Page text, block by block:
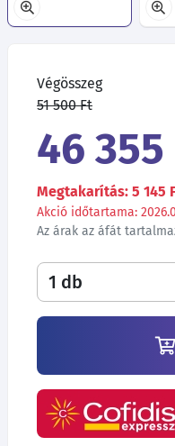
Végösszeg
51 500 Ft
46 355
Megtakarítás: 5 145
Akció időtartama:
Az árak az áfát